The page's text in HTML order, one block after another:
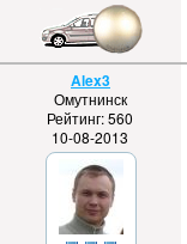
Alex3
Омутнинск
Рейтинг: 560
10-08-2013